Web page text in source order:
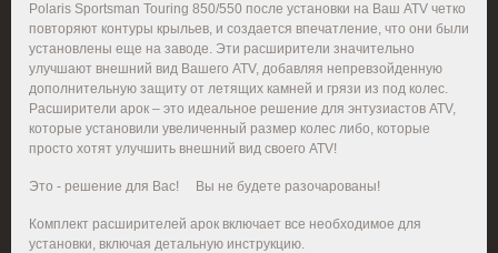
Polaris Sportsman Touring 850/550 после установки на Ваш ATV четко
повторяют контуры крыльев, и создается впечатление, что они были
установлены еще на заводе. Эти расширители значительно
улучшают внешний вид Вашего ATV, добавляя непревзойденную
дополнительную защиту от летящих камней и грязи из под колес.
Расширители арок – это идеальное решение для энтузиастов ATV,
которые установили увеличенный размер колес либо, которые
просто хотят улучшить внешний вид своего ATV!
Это - решение для Вас! Вы не будете разочарованы!
Комплект расширителей арок включает все необходимое для
установки, включая детальную инструкцию.